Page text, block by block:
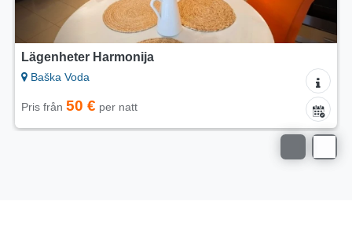
Semesterhus Blue Horizon Villa
Baška Voda
Pris från 200 €per natt